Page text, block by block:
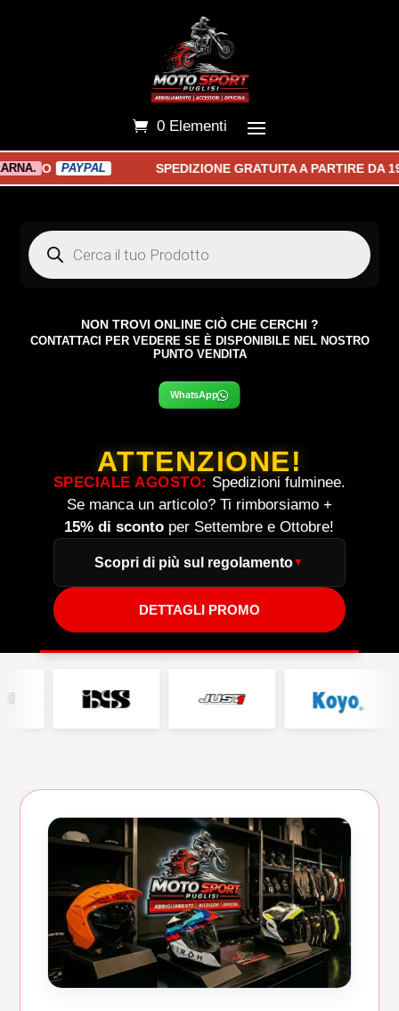
0 Elementi
SPEDIZIONE GRATUITA A PARTIRE DA 190€ •
Products
search
NON TROVI ONLINE CIÒ CHE CERCHI ?
CONTATTACI PER VEDERE SE È DISPONIBILE NEL NOSTRO
PUNTO VENDITA
WhatsApp
ATTENZIONE!
SPECIALE AGOSTO: Spedizioni fulminee.
Se manca un articolo? Ti rimborsiamo +
15% di sconto per Settembre e Ottobre!
Scopri di più sul regolamento
DETTAGLI PROMO